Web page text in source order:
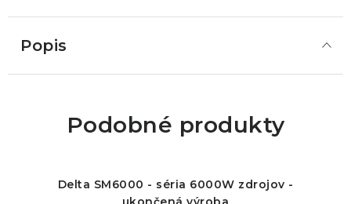
Popis
Podobné produkty
Delta SM6000 - séria 6000W zdrojov -